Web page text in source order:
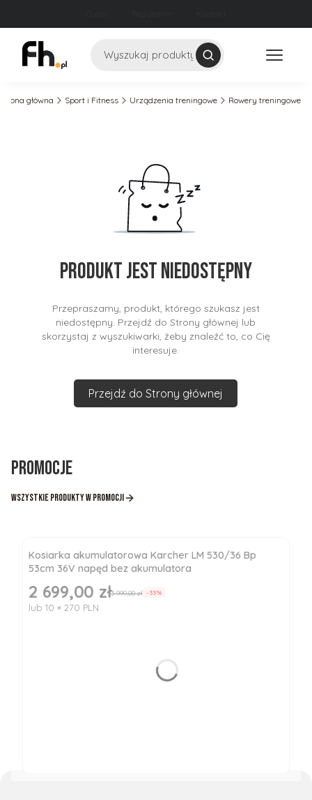
Szukaj
Strona główna Sport i Fitness Urządzenia treningowe Rowery treningowe
Produkt jest niedostępny
Przepraszamy, produkt, którego szukasz jest
niedostępny. Przejdź do Strony głównej lub
skorzystaj z wyszukiwarki, żeby znaleźć to, co Cię
interesuje.
Przejdź do Strony głównej
Promocje
Wszystkie produkty w promocji
Kosiarka akumulatorowa Karcher LM 530/36 Bp
53cm 36V napęd bez akumulatora
Cena promocyjna
2 699,00 zł3 999,00 zł -33%
lub 10 × 270 PLN